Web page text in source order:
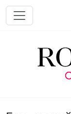
Перейти к